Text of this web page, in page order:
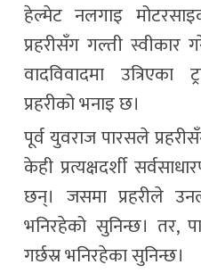
हेल्मेट नलगाइ
प्रहरीसँग गल्ती
वादविवादमा
प्रहरीको भनाइ छ।
पूर्व युवराज पारसले
केही प्रत्यक्षदर्शी
छन्। जसमा प्रहरीले
भनिरहेको सुनिन्छ। तर,
गर्छस्र भनिरहेका सुनिन्छ।